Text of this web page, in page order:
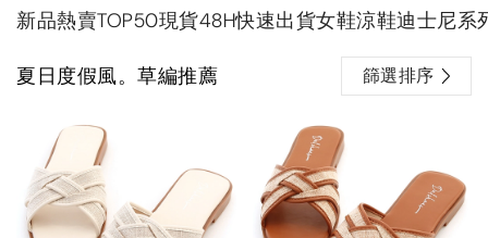
新品熱賣TOP50現貨48H快速出貨女鞋涼鞋迪士尼系
夏日度假風。草編推薦 篩選排序